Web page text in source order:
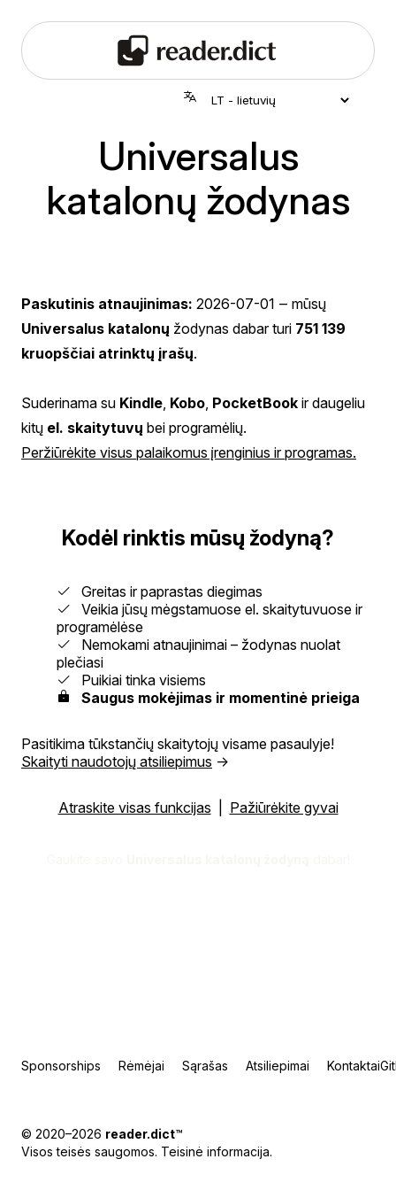
Universalus
katalonų žodynas
Paskutinis atnaujinimas: 2026-07-01 ‒ mūsų
Universalus katalonų žodynas dabar turi 751 139
kruopščiai atrinktų įrašų.
Suderinama su Kindle Kobo PocketBook ir daugeliu
kitų el. skaitytuvų bei programėlių.
Peržiūrėkite visus palaikomus įrenginius ir programas.
Kodėl rinktis mūsų žodyną?
Greitas ir paprastas diegimas
Veikia jūsų mėgstamuose el. skaitytuvuose ir
programėlėse
Nemokami atnaujinimai – žodynas nuolat
plečiasi
Puikiai tinka visiems
Saugus mokėjimas ir momentinė prieiga
Pasitikima tūkstančių skaitytojų visame pasaulyje!
Skaityti naudotojų atsiliepimus →
Atraskite visas funkcijas Pažiūrėkite gyvai
Sponsorships Rėmėjai Sąrašas Atsiliepimai Kontaktai
© 2020–2026 reader.dict™
Visos teisės saugomos. Teisinė informacija.